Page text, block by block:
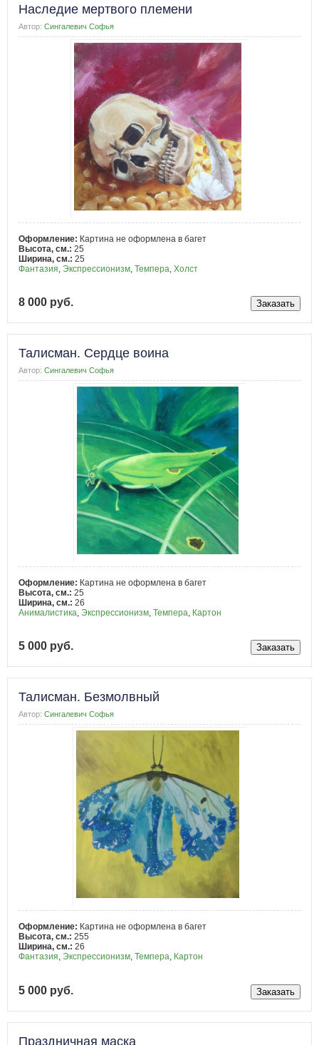
Наследие мертвого племени
Автор: Сингалевич Софья
Оформление: Картина не оформлена в багет
Высота, см.: 25
Ширина, см.: 25
Фантазия Экспрессионизм Темпера Холст
8 000 руб.
Талисман. Сердце воина
Автор: Сингалевич Софья
Оформление: Картина не оформлена в багет
Высота, см.: 25
Ширина, см.: 26
Анималистика, Экспрессионизм, Темпера, Картон
5 000 руб.
Талисман. Безмолвный
Автор: Сингалевич Софья
Оформление: Картина не оформлена в багет
Высота, см.: 255
Ширина, см.: 26
Фантазия, Экспрессионизм, Темпера, Картон
5 000 руб.
Праздничная маска